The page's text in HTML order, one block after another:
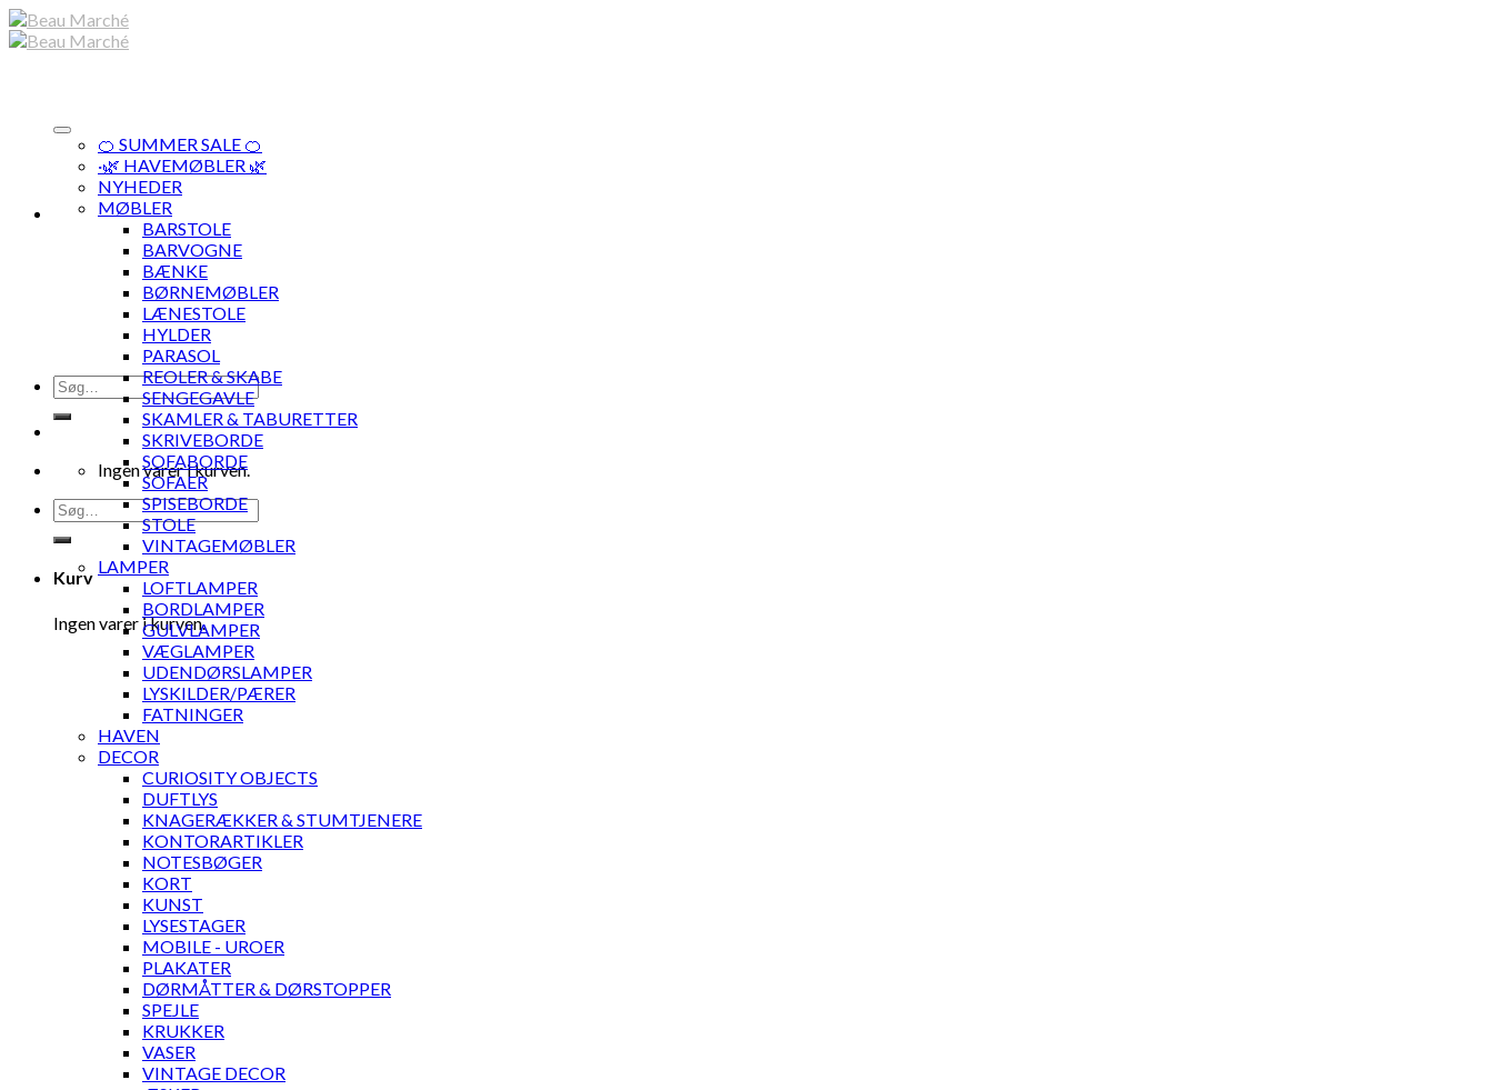
Skip
to
Søg
efter:
Ingen varer i kurven.
Søg
efter:
Kurv
Ingen varer i kurven.
🍊 SUMMER SALE 🍊
·🌿 HAVEMØBLER 🌿
NYHEDER
MØBLER
BARSTOLE
BARVOGNE
BÆNKE
BØRNEMØBLER
LÆNESTOLE
HYLDER
PARASOL
REOLER & SKABE
SENGEGAVLE
SKAMLER & TABURETTER
SKRIVEBORDE
SOFABORDE
SOFAER
SPISEBORDE
STOLE
VINTAGEMØBLER
LAMPER
LOFTLAMPER
BORDLAMPER
GULVLAMPER
VÆGLAMPER
UDENDØRSLAMPER
LYSKILDER/PÆRER
FATNINGER
HAVEN
DECOR
CURIOSITY OBJECTS
DUFTLYS
KNAGERÆKKER & STUMTJENERE
KONTORARTIKLER
NOTESBØGER
KORT
KUNST
LYSESTAGER
MOBILE - UROER
PLAKATER
DØRMÅTTER & DØRSTOPPER
SPEJLE
KRUKKER
VASER
VINTAGE DECOR